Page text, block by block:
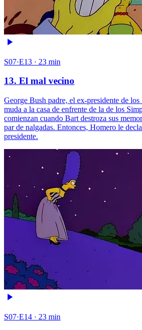
S07·E13 · 23 min
13. El mal vecino
George Bush padre, el ex-presidente de
muda a la casa de enfrente de la de los
comienzan cuando Bart destroza sus
par de nalgadas. Entonces, Homero le
presidente.
S07·E14 · 23 min